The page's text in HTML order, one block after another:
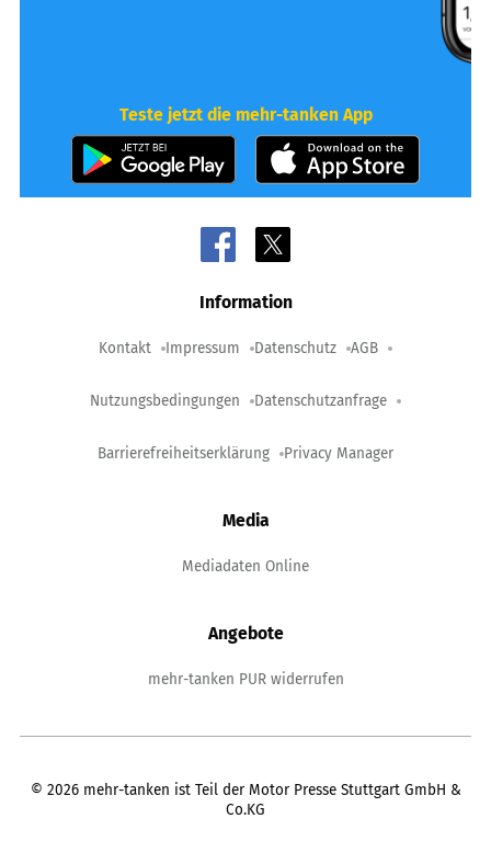
Teste jetzt die mehr-tanken App
Information
Kontakt Impressum Datenschutz AGB
Nutzungsbedingungen Datenschutzanfrage
Barrierefreiheitserklärung Privacy Manager
Media
Mediadaten Online
Angebote
mehr-tanken PUR widerrufen
© 2026 mehr-tanken ist Teil der Motor Presse Stuttgart GmbH &
Co.KG